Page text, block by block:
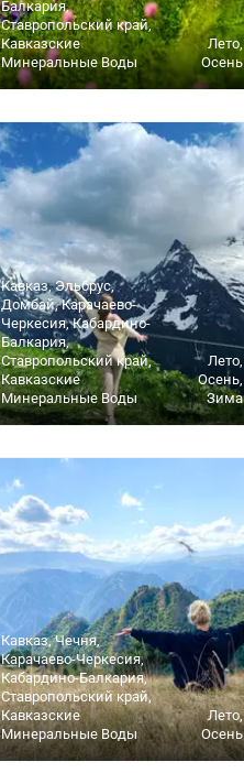
Балкария,
Ставропольский край,
Кавказские
Минеральные Воды
Лето,
Осень
Кавказ, Эльбрус,
Домбай, Карачаево-
Черкесия, Кабардино-
Балкария,
Ставропольский край,
Кавказские
Минеральные Воды
Лето,
Осень,
Зима
Кавказ, Чечня,
Карачаево-Черкесия,
Кабардино-Балкария,
Ставропольский край,
Кавказские
Минеральные Воды
Лето,
Осень